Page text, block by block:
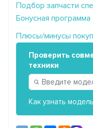
Подбор запчасти
Бонусная программа
Плюсы/минусы
Проверить
техники
Как узнать